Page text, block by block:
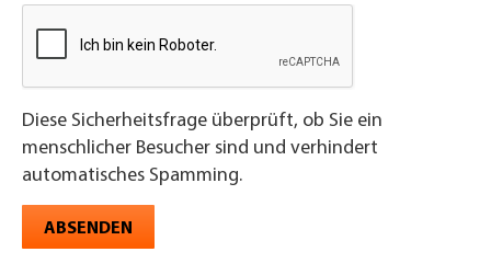
Diese Sicherheitsfrage überprüft, ob Sie ein
menschlicher Besucher sind und verhindert
automatisches Spamming.
ABSENDEN